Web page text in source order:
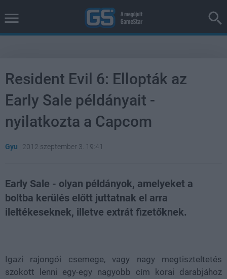
Resident Evil 6: Ellopták az
Early Sale példányait -
nyilatkozta a Capcom
Gyu | 2012 szeptember 3. 19:41
Early Sale - olyan példányok, amelyeket a
boltba kerülés előtt juttatnak el arra
ileltékeseknek, illetve extrát fizetőknek.
Igazi rajongói csemege, vagy nagy megtiszteltetés
szokott lenni egy-egy nagyobb cím korai darabjához